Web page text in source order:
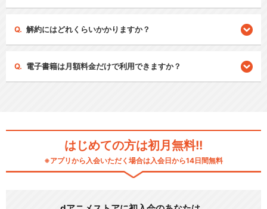
解約にはどれくらいかかりますか？
電子書籍は月額料金だけで利用できますか？
はじめての方は初月無料!!
※アプリから入会いただく場合は入会日から14日間無料